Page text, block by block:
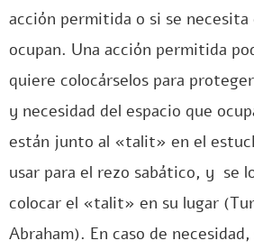
acción permitida o si se necesita
ocupan. Una acción permitida
quiere colocárselos para
y necesidad del espacio que
están junto al «talit» en el
usar para el rezo sabático, y se
colocar el «talit» en su lugar
Abraham). En caso de